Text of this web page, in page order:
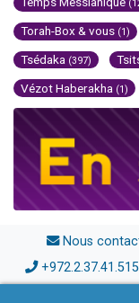
Torah-Box & vous (1)
Tsédaka (397)
Vézot Haberakha (1)
Nous
+972.2.37.41.515